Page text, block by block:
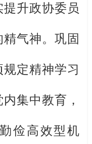
升政协委员
气神。巩固
定精神学习
集中教育，
俭高效型机